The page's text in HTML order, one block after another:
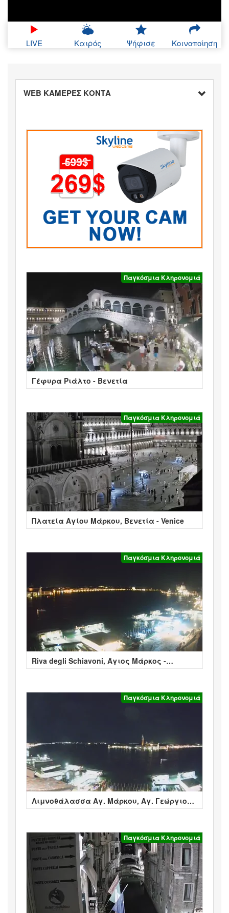
LIVE Καιρός Ψήφισε Κοινοποίηση
WEB ΚΑΜΕΡΕΣ ΚΟΝΤΑ
Παγκόσμια Κληρονομιά
Γέφυρα Ριάλτο - Βενετία
Παγκόσμια Κληρονομιά
Πλατεία Αγίου Μάρκου, Βενετία - Venice
Παγκόσμια Κληρονομιά
Riva degli Schiavoni, Άγιος Μάρκος -
Βενετία
Παγκόσμια Κληρονομιά
Λιμνοθάλασσα Αγ. Μάρκου, Αγ. Γεώργιος -
Βενετία
Παγκόσμια Κληρονομιά